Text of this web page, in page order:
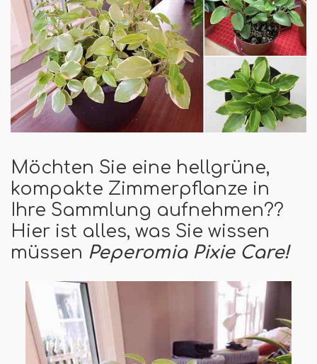
Möchten Sie eine hellgrüne,
kompakte Zimmerpflanze in
Ihre Sammlung aufnehmen??
Hier ist alles, was Sie wissen
müssen Peperomia Pixie Care!